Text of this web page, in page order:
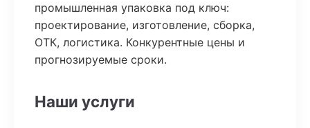
промышленная упаковка под ключ:
проектирование, изготовление, сборка,
ОТК, логистика. Конкурентные цены и
прогнозируемые сроки.
Наши услуги